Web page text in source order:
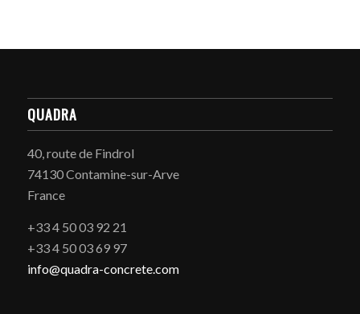
QUADRA
40, route de Findrol
74130 Contamine-sur-Arve
France
+33 4 50 03 92 21
+33 4 50 03 69 97
info@quadra-concrete.com